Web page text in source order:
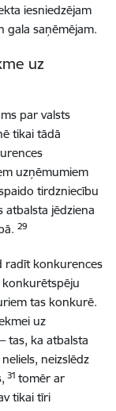
iesniedzējam
gala saņēmējam.
uz
par valsts
tikai tādā
uzņēmumiem
tirdzniecību
atbalsta jēdziena
29
radīt konkurences
konkurētspēju
tas konkurē.
uz
tas, ka atbalsta
neizslēdz
31 tomēr ar
tikai tīri